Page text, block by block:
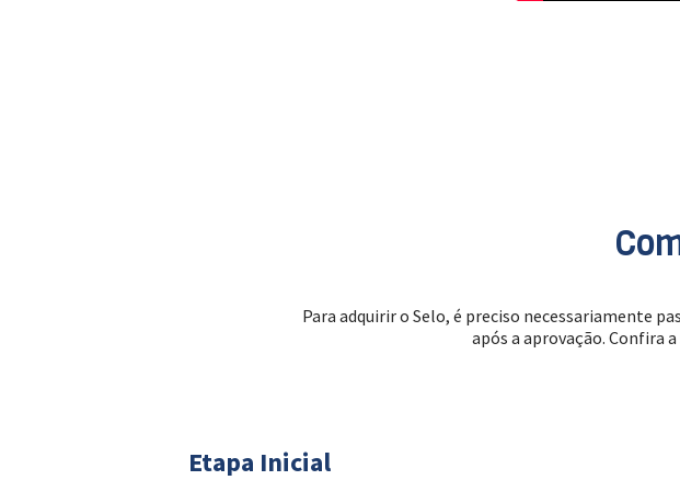
Para adquirir o Selo, é preciso necessariamente
após a aprovação. Confira
Etapa Inicial